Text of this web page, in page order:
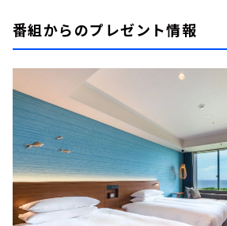
番組からのプレゼント情報